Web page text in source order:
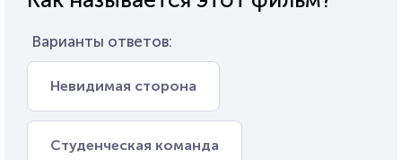
Варианты ответов:
Невидимая сторона
Студенческая команда